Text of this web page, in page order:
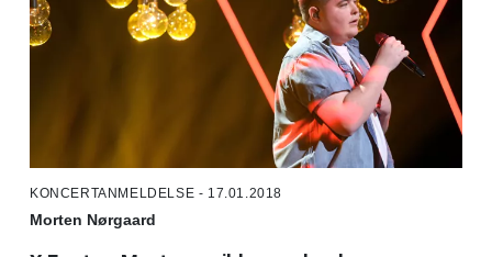
KONCERTANMELDELSE - 17.01.2018
Morten Nørgaard